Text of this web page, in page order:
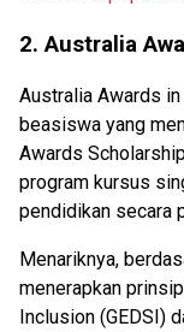
2. Australia
Australia Awards
beasiswa yang
Awards
program kursus
pendidikan secara
Menariknya,
menerapkan
Inclusion (GEDSI)